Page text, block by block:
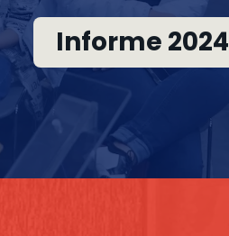
Informe 2024